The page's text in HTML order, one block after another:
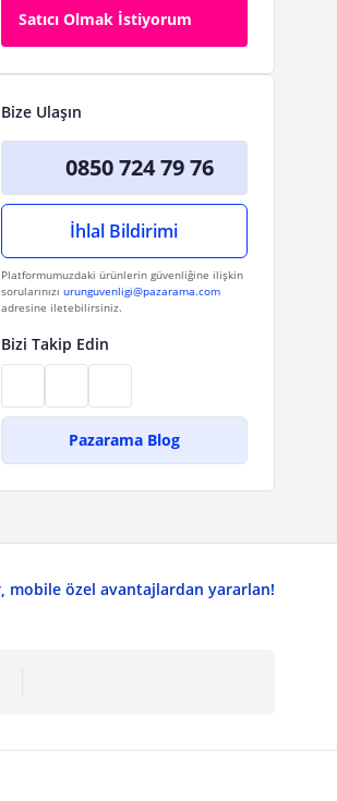
Satıcı Olmak İstiyorum
Bize Ulaşın
0850 724 79 76
İhlal Bildirimi
Platformumuzdaki ürünlerin güvenliğine ilişkin
sorularınızı urunguvenligi@pazarama.com
adresine iletebilirsiniz.
Bizi Takip Edin
Pazarama Blog
mobile özel avantajlardan yararlan!